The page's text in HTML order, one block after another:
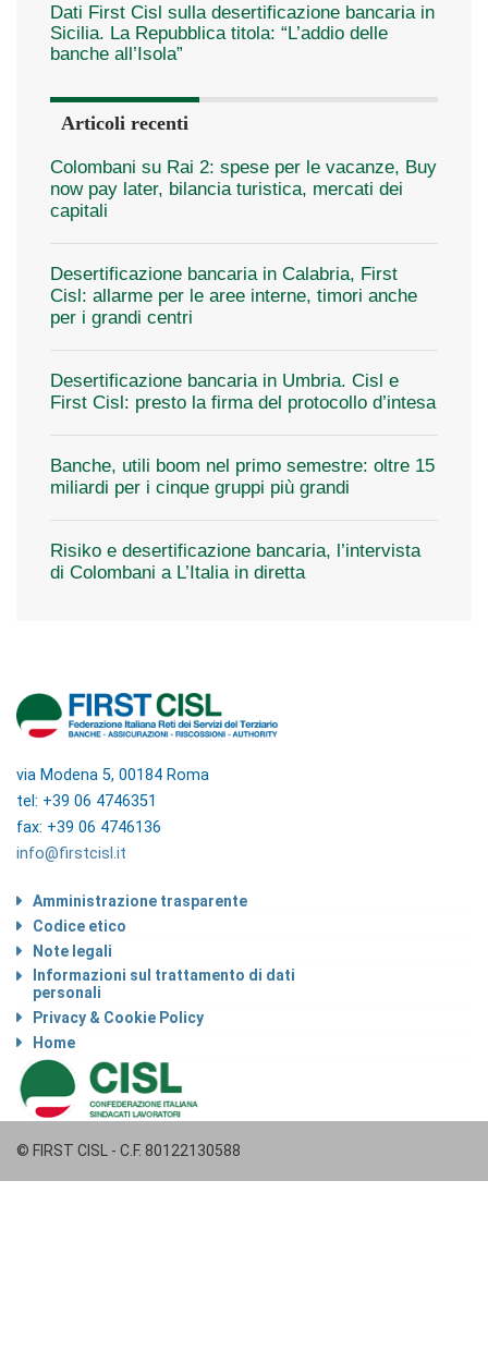
Dati First Cisl sulla desertificazione bancaria in
Sicilia. La Repubblica titola: “L’addio delle
banche all’Isola”
Articoli recenti
Colombani su Rai 2: spese per le vacanze, Buy
now pay later, bilancia turistica, mercati dei
capitali
Desertificazione bancaria in Calabria, First
Cisl: allarme per le aree interne, timori anche
per i grandi centri
Desertificazione bancaria in Umbria. Cisl e
First Cisl: presto la firma del protocollo d’intesa
Banche, utili boom nel primo semestre: oltre 15
miliardi per i cinque gruppi più grandi
Risiko e desertificazione bancaria, l’intervista
di Colombani a L’Italia in diretta
via Modena 5, 00184 Roma
tel: +39 06 4746351
fax: +39 06 4746136
info@firstcisl.it
Amministrazione trasparente
Codice etico
Note legali
Informazioni sul trattamento di dati
personali
Privacy & Cookie Policy
Home
© FIRST CISL - C.F. 80122130588